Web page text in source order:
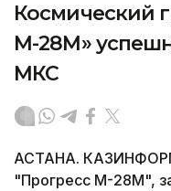
Космический
М-28М»
МКС
АСТАНА. КАЗИНФОРМ
"Прогресс М-28М",